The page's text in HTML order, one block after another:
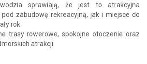
sprawiają, że jest to atrakcyjna
zabudowę rekreacyjną, jak i miejsce do
rok.
trasy rowerowe, spokojne otoczenie oraz
atrakcji.